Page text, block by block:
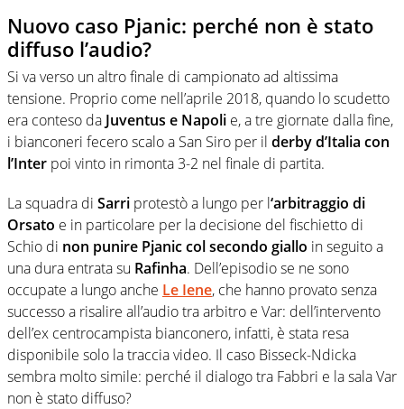
Nuovo caso Pjanic: perché non è stato
diffuso l’audio?
Si va verso un altro finale di campionato ad altissima
tensione. Proprio come nell’aprile 2018, quando lo scudetto
era conteso da Juventus e Napoli e, a tre giornate dalla fine,
i bianconeri fecero scalo a San Siro per il derby d’Italia con
l’Inter poi vinto in rimonta 3-2 nel finale di partita.
La squadra di Sarri protestò a lungo per l‘arbitraggio di
Orsato e in particolare per la decisione del fischietto di
Schio di non punire Pjanic col secondo giallo in seguito a
una dura entrata su Rafinha. Dell’episodio se ne sono
occupate a lungo anche Le Iene, che hanno provato senza
successo a risalire all’audio tra arbitro e Var: dell’intervento
dell’ex centrocampista bianconero, infatti, è stata resa
disponibile solo la traccia video. Il caso Bisseck-Ndicka
sembra molto simile: perché il dialogo tra Fabbri e la sala Var
non è stato diffuso?